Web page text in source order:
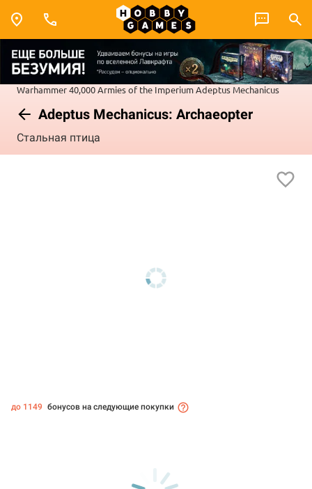
Warhammer 40,000Armies of the ImperiumAdeptus Mechanicus
Adeptus Mechanicus: Archaeopter
Стальная птица
до 1149 бонусов на следующие покупки